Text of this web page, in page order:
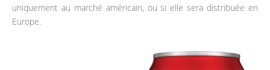
uniquement au marché américain, ou si elle sera distribuée en
Europe.